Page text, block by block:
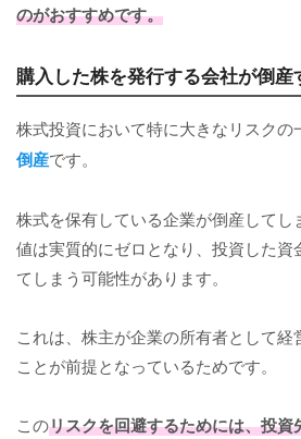
のがおすすめです。
購入した株を発行する会社が倒産
株式投資において特に大きなリスクの
倒産です。
株式を保有している企業が倒産してし
値は実質的にゼロとなり、投資した資
てしまう可能性があります。
これは、株主が企業の所有者として経
ことが前提となっているためです。
このリスクを回避するためには、投